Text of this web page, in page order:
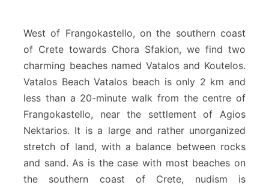
o
&
K
o
u
e
l
o
s
B
West of Frangokastello, on the southern coast
of Crete towards Chora Sfakion, we find two
charming beaches named Vatalos and Koutelos.
Vatalos Beach Vatalos beach is only 2 km and
less than a 20-minute walk from the centre of
Frangokastello, near the settlement of Agios
Nektarios. It is a large and rather unorganized
stretch of land, with a balance between rocks
and sand. As is the case with most beaches on
the southern coast of Crete, nudism is